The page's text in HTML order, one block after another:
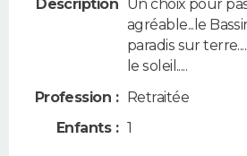
Description Un choix pour
agréable...le
paradis sur
le soleil.....
Profession : Retraitée
Enfants : 1